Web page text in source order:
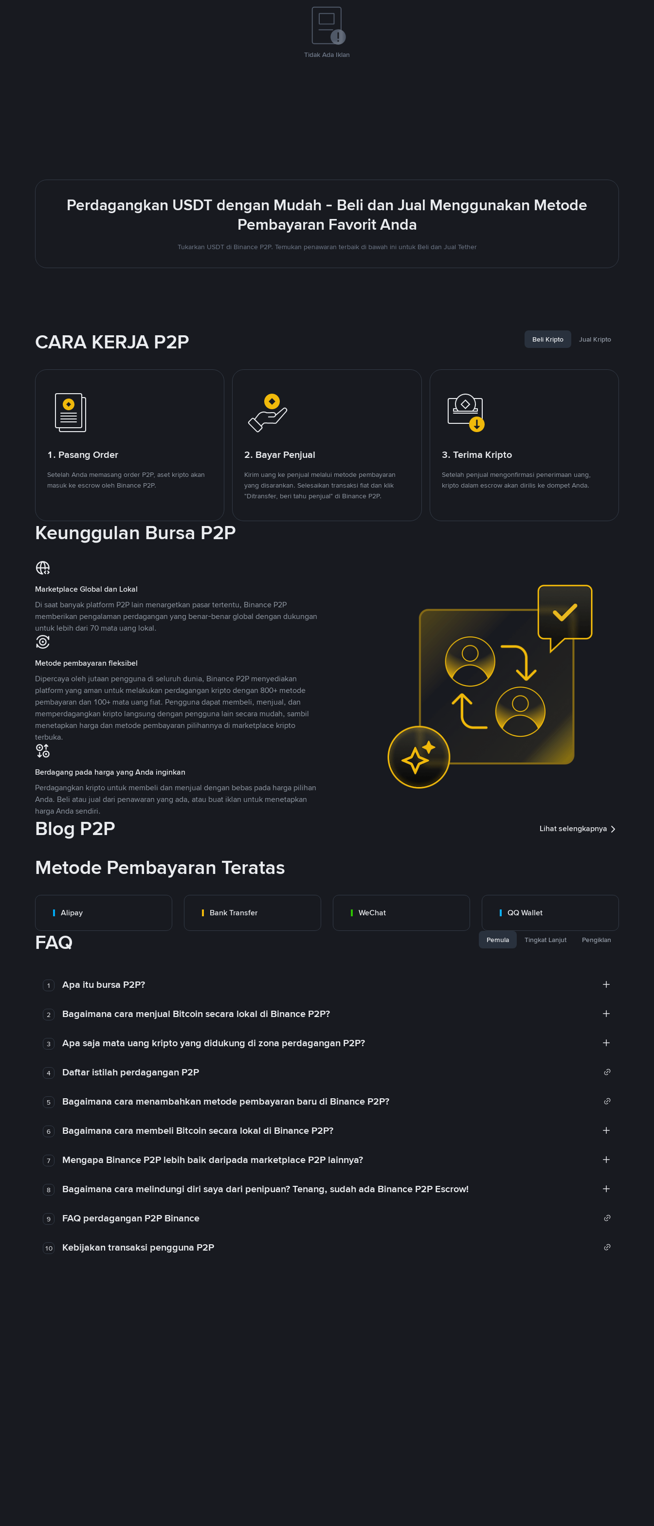
Tidak Ada Iklan
Perdagangkan USDT dengan Mudah - Beli dan Jual Menggunakan Metode
Pembayaran Favorit Anda
Tukarkan USDT di Binance P2P. Temukan penawaran terbaik di bawah ini untuk Beli dan Jual Tether
CARA KERJA P2P Beli Kripto Jual Kripto
1. Pasang Order
Setelah Anda memasang order P2P, aset kripto akan
masuk ke escrow oleh Binance P2P.
2. Bayar Penjual
Kirim uang ke penjual melalui metode pembayaran
yang disarankan. Selesaikan transaksi fiat dan klik
"Ditransfer, beri tahu penjual" di Binance P2P.
3. Terima Kripto
Setelah penjual mengonfirmasi penerimaan uang,
kripto dalam escrow akan dirilis ke dompet Anda.
Keunggulan Bursa P2P
Marketplace Global dan Lokal
Di saat banyak platform P2P lain menargetkan pasar tertentu, Binance P2P
memberikan pengalaman perdagangan yang benar-benar global dengan dukungan
untuk lebih dari 70 mata uang lokal.
Metode pembayaran fleksibel
Dipercaya oleh jutaan pengguna di seluruh dunia, Binance P2P menyediakan
platform yang aman untuk melakukan perdagangan kripto dengan 800+ metode
pembayaran dan 100+ mata uang fiat. Pengguna dapat membeli, menjual, dan
memperdagangkan kripto langsung dengan pengguna lain secara mudah, sambil
menetapkan harga dan metode pembayaran pilihannya di marketplace kripto
terbuka.
Berdagang pada harga yang Anda inginkan
Perdagangkan kripto untuk membeli dan menjual dengan bebas pada harga pilihan
Anda. Beli atau jual dari penawaran yang ada, atau buat iklan untuk menetapkan
harga Anda sendiri.
Blog P2P Lihat selengkapnya
Metode Pembayaran Teratas
Alipay Bank Transfer WeChat QQ Wallet
FAQ Pemula Tingkat Lanjut Pengiklan
1 Apa itu bursa P2P?
2 Bagaimana cara menjual Bitcoin secara lokal di Binance P2P?
3 Apa saja mata uang kripto yang didukung di zona perdagangan P2P?
4 Daftar istilah perdagangan P2P
5 Bagaimana cara menambahkan metode pembayaran baru di Binance P2P?
6 Bagaimana cara membeli Bitcoin secara lokal di Binance P2P?
7 Mengapa Binance P2P lebih baik daripada marketplace P2P lainnya?
8 Bagaimana cara melindungi diri saya dari penipuan? Tenang, sudah ada Binance P2P Escrow!
9 FAQ perdagangan P2P Binance
10 Kebijakan transaksi pengguna P2P